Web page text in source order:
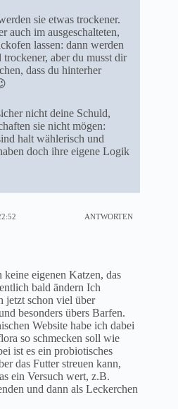
sie etwas trockener.
auch im ausgeschalteten,
lassen: dann werden
trockener, aber du musst dir
dass du hinterher
nicht deine Schuld,
sie nicht mögen:
halt wählerisch und
doch ihre eigene Logik
ANTWORTEN
keine eigenen Katzen, das
bald ändern Ich
jetzt schon viel über
besonders übers Barfen.
Website habe ich dabei
so schmecken soll wie
ist es ein probiotisches
das Futter streuen kann,
ein Versuch wert, z.B.
und dann als Leckerchen